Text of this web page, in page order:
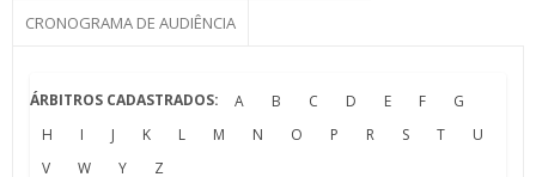
CRONOGRAMA DE AUDIÊNCIA
ÁRBITROS CADASTRADOS: A B C D E F
G
H
I J K L M N O P R S T
U
V
W Y Z